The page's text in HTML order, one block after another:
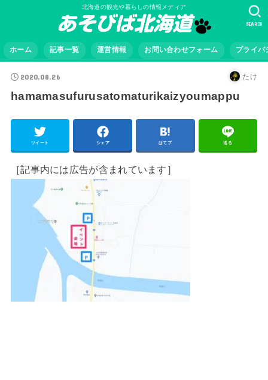
北海道の観光や暮らしの情報メディア
ホーム 記事一覧 運営情報 お問い合わせフォーム プライバ
SEARCH
2020.08.26 たけ
hamamasufurusatomaturikaizyoumappu
ツイート シェア はてブ 送る
［記事内には広告が含まれています］